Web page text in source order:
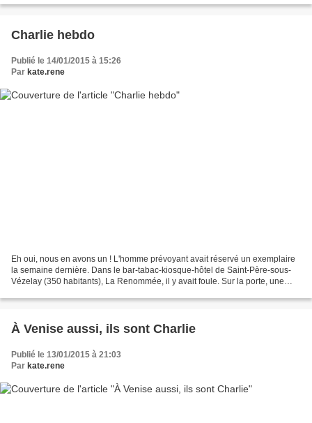
Charlie hebdo
Publié le 14/01/2015 à 15:26
Par kate.rene
Eh oui, nous en avons un ! L'homme prévoyant avait réservé un exemplaire
la semaine dernière. Dans le bar-tabac-kiosque-hôtel de Saint-Père-sous-
Vézelay (350 habitants), La Renommée, il y avait foule. Sur la porte, une
À Venise aussi, ils sont Charlie
Publié le 13/01/2015 à 21:03
Par kate.rene